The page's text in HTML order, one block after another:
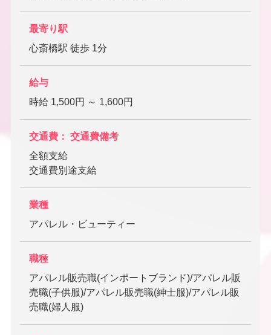
最寄り駅
心斎橋駅 徒歩 1分
給与
時給 1,500円 ～ 1,600円
交通費： 交通費備考
全額支給
交通費別途支給
業種
アパレル・ビューティー
職種
アパレル販売職(インポートブランド)/アパレル販
売職(子供服)/アパレル販売職(紳士服)/アパレル販
売職(婦人服)